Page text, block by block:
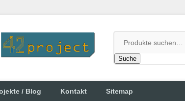
Suche
/ Blog Kontakt Sitemap